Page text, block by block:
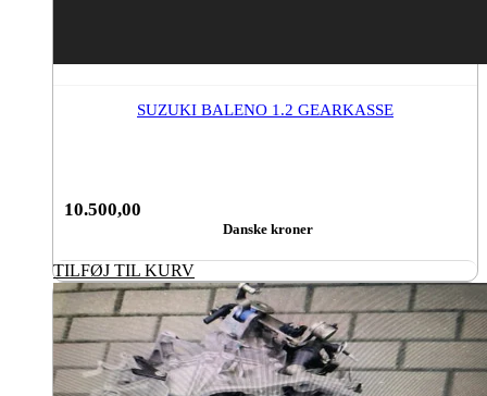
SUZUKI BALENO 1.2 GEARKASSE
10.500,00
Danske kroner
TILFØJ TIL KURV